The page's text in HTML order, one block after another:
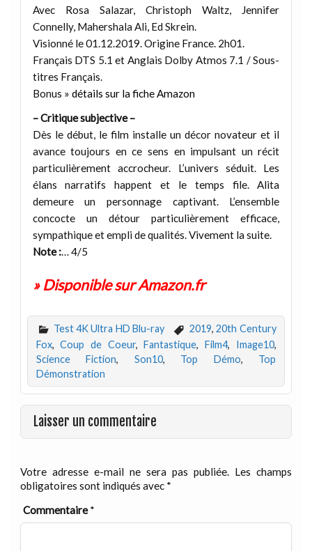
Avec Rosa Salazar, Christoph Waltz, Jennifer
Connelly, Mahershala Ali, Ed Skrein.
Visionné le 01.12.2019. Origine France. 2h01.
Français DTS 5.1 et Anglais Dolby Atmos 7.1 / Sous-
titres Français.
Bonus » détails sur la fiche Amazon
– Critique subjective –
Dès le début, le film installe un décor novateur et il
avance toujours en ce sens en impulsant un récit
particulièrement accrocheur. L’univers séduit. Les
élans narratifs happent et le temps file. Alita
demeure un personnage captivant. L’ensemble
concocte un détour particulièrement efficace,
sympathique et empli de qualités. Vivement la suite.
Note :… 4/5
» Disponible sur Amazon.fr
Test 4K Ultra HD Blu-ray 2019,20th Century
Fox,Coup de Coeur,Fantastique, Film4, Image10,
Science Fiction, Son10, Top Démo, Top
Démonstration
Laisser un commentaire
Votre adresse e-mail ne sera pas publiée. Les champs
obligatoires sont indiqués avec *
Commentaire*